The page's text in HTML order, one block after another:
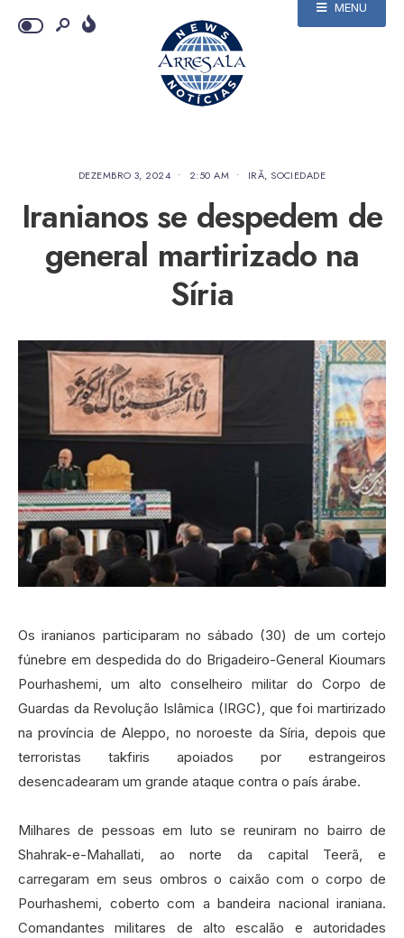
MENU
DEZEMBRO 3, 2024 • 2:50 AM • IRÃ, SOCIEDADE
Iranianos se despedem de
general martirizado na
Síria
Os iranianos participaram no sábado (30) de um cortejo
fúnebre em despedida do do Brigadeiro-General Kioumars
Pourhashemi, um alto conselheiro militar do Corpo de
Guardas da Revolução Islâmica (IRGC), que foi martirizado
na província de Aleppo, no noroeste da Síria, depois que
terroristas takfiris apoiados por estrangeiros
desencadearam um grande ataque contra o país árabe.‍
Milhares de pessoas em luto se reuniram no bairro de
Shahrak-e-Mahallati, ao norte da capital Teerã, e
carregaram em seus ombros o caixão com o corpo de
Pourhashemi, coberto com a bandeira nacional iraniana.
Comandantes militares de alto escalão e autoridades